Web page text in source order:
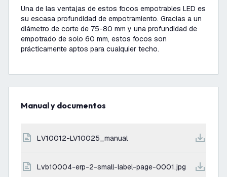
Una de las ventajas de estos focos empotrables LED es
su escasa profundidad de empotramiento. Gracias a un
diámetro de corte de 75-80 mm y una profundidad de
empotrado de solo 60 mm, estos focos son
prácticamente aptos para cualquier techo.
Manual y documentos
LV10012-LV10025_manual
lvb10004-erp-2-small-label-page-0001.jpg